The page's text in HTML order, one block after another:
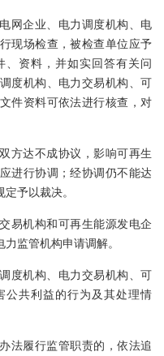
网企业、电力调度机构、电
现场检查，被检查单位应予
、资料，并如实回答有关问
度机构、电力交易机构、可
件资料可依法进行核查，对
方达不成协议，影响可再生
进行协调；经协调仍不能达
予以裁决。
易机构和可再生能源发电企
监管机构申请调解。
度机构、电力交易机构、可
公共利益的行为及其处理情
法履行监管职责的，依法追